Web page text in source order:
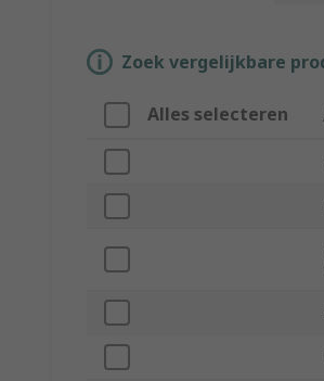
Zoek vergelijkbare
Alles selecteren